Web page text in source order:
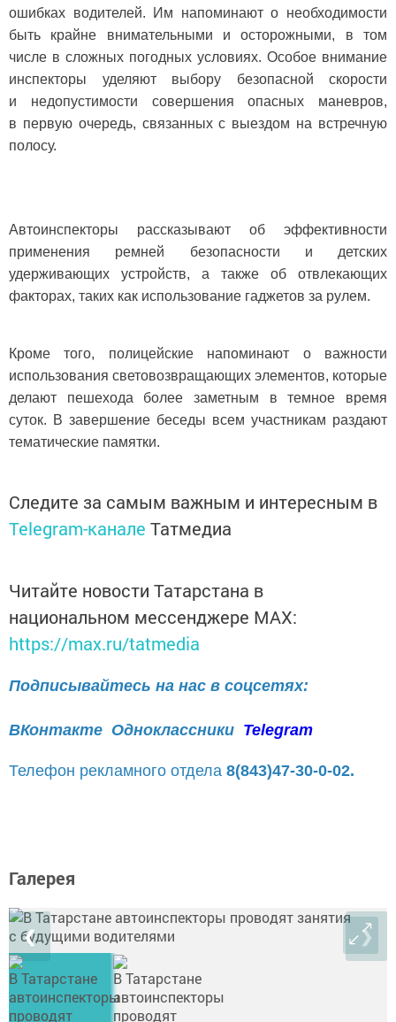
ошибках водителей. Им напоминают о необходимости
быть крайне внимательными и осторожными, в том
числе в сложных погодных условиях. Особое внимание
инспекторы уделяют выбору безопасной скорости
и недопустимости совершения опасных маневров,
в первую очередь, связанных с выездом на встречную
полосу.
Автоинспекторы рассказывают об эффективности
применения ремней безопасности и детских
удерживающих устройств, а также об отвлекающих
факторах, таких как использование гаджетов за рулем.
Кроме того, полицейские напоминают о важности
использования световозвращающих элементов, которые
делают пешехода более заметным в темное время
суток. В завершение беседы всем участникам раздают
тематические памятки.
Следите за самым важным и интересным в
Telegram-канале Татмедиа
Читайте новости Татарстана в
национальном мессенджере MАХ:
https://max.ru/tatmedia
Подписывайтесь на нас в соцсетях:
ВКонтакте Одноклассники Telegram
Телефон рекламного отдела 8(843)47-30-0-02.
Галерея
❮ ❯